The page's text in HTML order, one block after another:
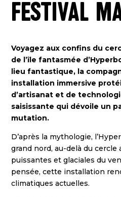
FESTIVAL
Voyagez aux confins du
de l’île fantasmée
lieu fantastique, la
installation immersive
d’artisanat et de
saisissante qui dévoile un
mutation.
D’après la mythologie,
grand nord, au-delà du cercle
puissantes et glaciales du
pensée, cette installation
climatiques actuelles.